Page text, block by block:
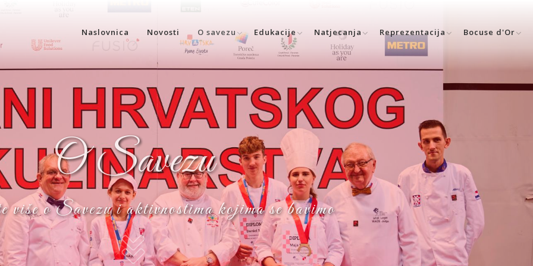
Naslovnica Novosti O savezu Edukacije Natjecanja Reprezentacija Bocuse d'Or
O Savezu
o Savezu i aktivnostima kojima se bavimo